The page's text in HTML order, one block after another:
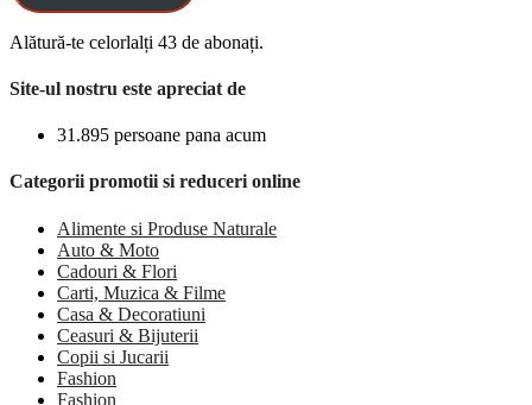
Alătură-te celorlalți 43 de abonați.
Site-ul nostru este apreciat de
31.895 persoane pana acum
Categorii promotii si reduceri online
Alimente si Produse Naturale
Auto & Moto
Cadouri & Flori
Carti, Muzica & Filme
Casa & Decoratiuni
Ceasuri & Bijuterii
Copii si Jucarii
Fashion
Fashion